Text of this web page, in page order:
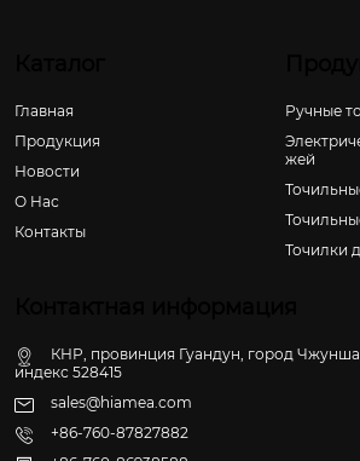
Главная
Продукция
Новости
О Hас
Контакты
Ручные
жей
Точилки
КНР, провинция Гуандун, город
индекс 528415
sales@hiamea.com
+86-760-87827882